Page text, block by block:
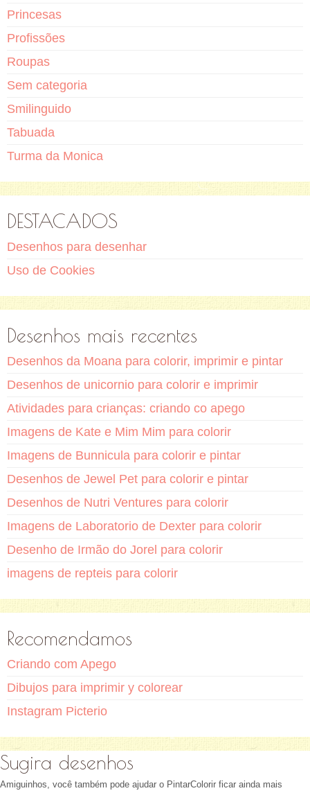
Princesas
Profissões
Roupas
Sem categoria
Smilinguido
Tabuada
Turma da Monica
DESTACADOS
Desenhos para desenhar
Uso de Cookies
Desenhos mais recentes
Desenhos da Moana para colorir, imprimir e pintar
Desenhos de unicornio para colorir e imprimir
Atividades para crianças: criando co apego
Imagens de Kate e Mim Mim para colorir
Imagens de Bunnicula para colorir e pintar
Desenhos de Jewel Pet para colorir e pintar
Desenhos de Nutri Ventures para colorir
Imagens de Laboratorio de Dexter para colorir
Desenho de Irmão do Jorel para colorir
imagens de repteis para colorir
Recomendamos
Criando com Apego
Dibujos para imprimir y colorear
Instagram Picterio
Sugira desenhos
Amiguinhos, você também pode ajudar o PintarColorir ficar ainda mais